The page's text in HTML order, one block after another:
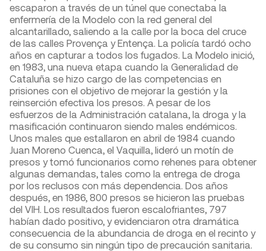
escaparon a través de un túnel que conectaba la
enfermería de la Modelo con la red general del
alcantarillado, saliendo a la calle por la boca del cruce
de las calles Provença y Entença. La policía tardó ocho
años en capturar a todos los fugados. La Modelo inició,
en 1983, una nueva etapa cuando la Generalidad de
Cataluña se hizo cargo de las competencias en
prisiones con el objetivo de mejorar la gestión y la
reinserción efectiva los presos. A pesar de los
esfuerzos de la Administración catalana, la droga y la
masificación continuaron siendo males endémicos.
Unos males que estallaron en abril de 1984 cuando
Juan Moreno Cuenca, el Vaquilla, lideró un motín de
presos y tomó funcionarios como rehenes para obtener
algunas demandas, tales como la entrega de droga
por los reclusos con más dependencia. Dos años
después, en 1986, 800 presos se hicieron las pruebas
del VIH. Los resultados fueron escalofriantes, 797
habían dado positivo, y evidenciaron otra dramática
consecuencia de la abundancia de droga en el recinto y
de su consumo sin ningún tipo de precaución sanitaria.